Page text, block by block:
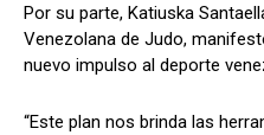
Por su parte, Katiuska
Venezolana de Judo,
nuevo impulso al deporte
“Este plan nos brinda las